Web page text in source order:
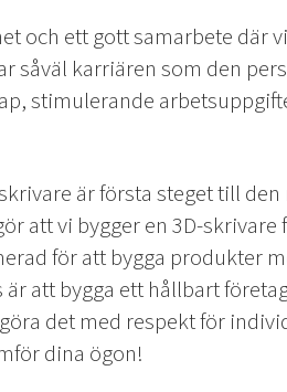
och ett gott samarbete där
såväl karriären som den
stimulerande
är första steget till
att vi bygger en 3D-
för att bygga produkter
är att bygga ett hållbart
det med respekt för
dina ögon!